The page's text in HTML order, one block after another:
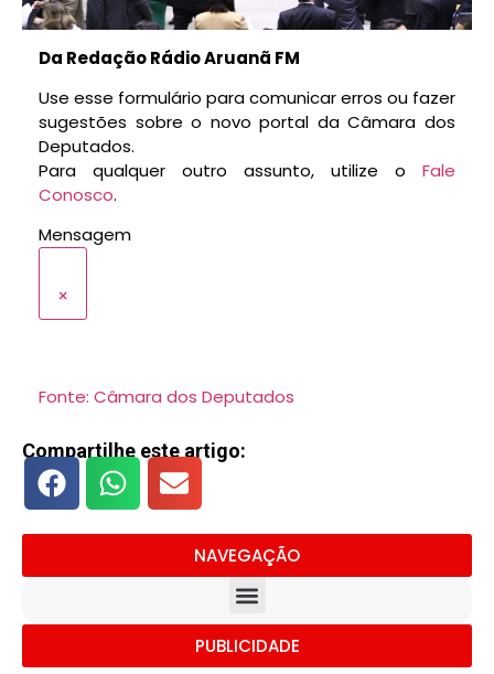
Da Redação Rádio Aruanã FM
Use esse formulário para comunicar erros ou fazer
sugestões sobre o novo portal da Câmara dos
Deputados.
Para qualquer outro assunto, utilize o Fale
Conosco.
Mensagem
×
Fonte: Câmara dos Deputados
Compartilhe este artigo:
NAVEGAÇÃO
PUBLICIDADE